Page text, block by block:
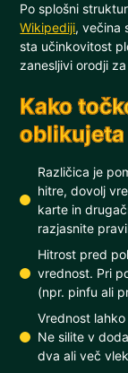
Po splošni
Wikipediji, večina
sta učinkovitost
zanesljivi orodji
Kako
Različica je
hitre, dovolj
karte in
razjasnite
Hitrost pred
vrednost. Pri
(npr. pinfu ali
Vrednost
Ne silite v
dva ali več